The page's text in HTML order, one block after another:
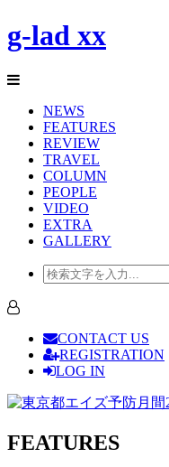
g-lad xx
NEWS
FEATURES
REVIEW
TRAVEL
COLUMN
PEOPLE
VIDEO
EXTRA
GALLERY
CONTACT US
REGISTRATION
LOG IN
FEATURES